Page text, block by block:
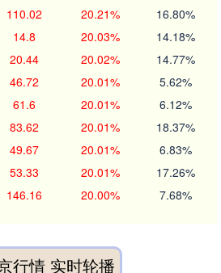
110.02 20.21% 16.80%
14.8 20.03% 14.18%
20.44 20.02% 14.77%
46.72 20.01% 5.62%
61.6 20.01% 6.12%
83.62 20.01% 18.37%
49.67 20.01% 6.83%
53.33 20.01% 17.26%
146.16 20.00% 7.68%
行情 实时轮播